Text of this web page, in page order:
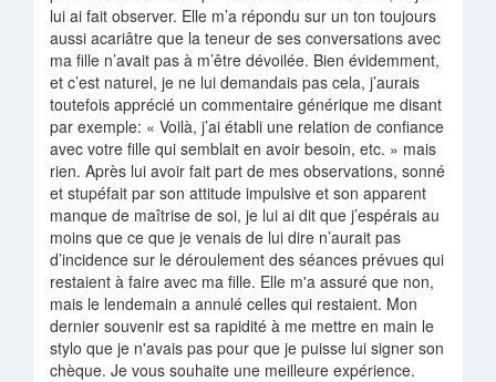
lui ai fait observer. Elle m’a répondu sur un ton toujours
aussi acariâtre que la teneur de ses conversations avec
ma fille n’avait pas à m’être dévoilée. Bien évidemment,
et c’est naturel, je ne lui demandais pas cela, j’aurais
toutefois apprécié un commentaire générique me disant
par exemple: « Voilà, j’ai établi une relation de confiance
avec votre fille qui semblait en avoir besoin, etc. » mais
rien. Après lui avoir fait part de mes observations, sonné
et stupéfait par son attitude impulsive et son apparent
manque de maîtrise de soi, je lui ai dit que j’espérais au
moins que ce que je venais de lui dire n’aurait pas
d’incidence sur le déroulement des séances prévues qui
restaient à faire avec ma fille. Elle m'a assuré que non,
mais le lendemain a annulé celles qui restaient. Mon
dernier souvenir est sa rapidité à me mettre en main le
stylo que je n'avais pas pour que je puisse lui signer son
chèque. Je vous souhaite une meilleure expérience.